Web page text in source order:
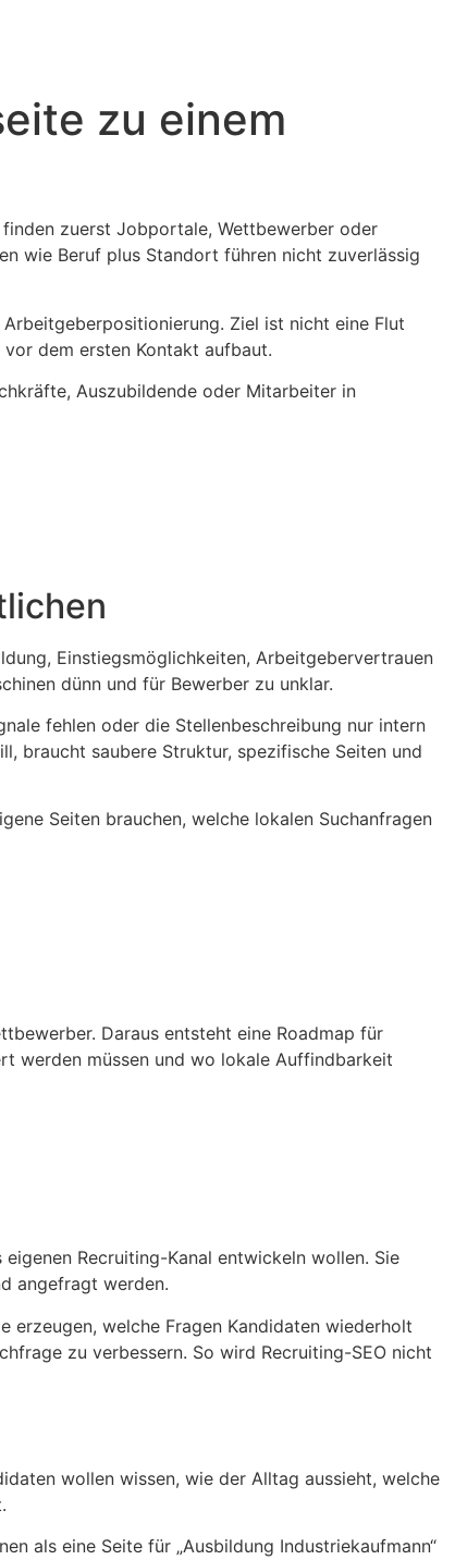
zu einem
zuerst Jobportale, Wettbewerber oder
wie Beruf plus Standort führen nicht zuverlässig
Ziel ist nicht eine Flut
dem ersten Kontakt aufbaut.
Auszubildende oder Mitarbeiter in
Einstiegsmöglichkeiten, Arbeitgebervertrauen
dünn und für Bewerber zu unklar.
fehlen oder die Stellenbeschreibung nur intern
braucht saubere Struktur, spezifische Seiten und
Seiten brauchen, welche lokalen Suchanfragen
Daraus entsteht eine Roadmap für
werden müssen und wo lokale Auffindbarkeit
Recruiting-Kanal entwickeln wollen. Sie
angefragt werden.
erzeugen, welche Fragen Kandidaten wiederholt
zu verbessern. So wird Recruiting-SEO nicht
wollen wissen, wie der Alltag aussieht, welche
als eine Seite für „Ausbildung Industriekaufmann“